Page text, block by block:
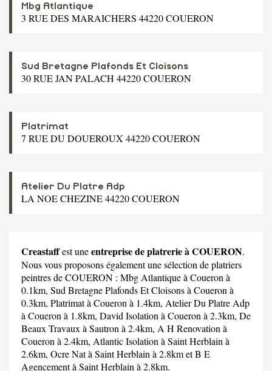
Mbg Atlantique
3 RUE DES MARAICHERS 44220 COUERON
Sud Bretagne Plafonds Et Cloisons
30 RUE JAN PALACH 44220 COUERON
Platrimat
7 RUE DU DOUEROUX 44220 COUERON
Atelier Du Platre Adp
LA NOE CHEZINE 44220 COUERON
Creastaffest uneentreprise de platrerie à COUERON.
Nous vous proposons également une sélection de platriers
peintres de COUERON : Mbg Atlantiqueà Coueron à
0.1km, Sud Bretagne Plafonds Et Cloisonsà Coueron à
0.3km, Platrimatà Coueron à 1.4km, Atelier Du Platre Adp
à Coueron à 1.8km, David Isolation à Coueron à 2.3km, De
Beaux Travaux à Sautron à 2.4km, A H Renovation à
Coueron à 2.4km, Atlantic Isolation à Saint Herblain à
2.6km, Ocre Natà Saint Herblain à 2.8km etB E
Agencementà Saint Herblain à 2.8km.